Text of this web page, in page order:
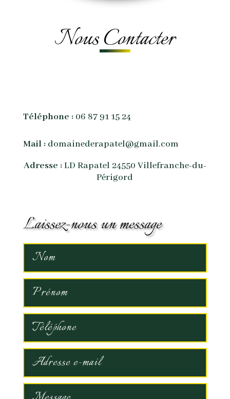
Nous Contacter
Téléphone :06 87 91 15 24
Mail : domainederapatel@gmail.com
Adresse :LD Rapatel 24550 Villefranche-du-
Périgord
Laissez-nous un message